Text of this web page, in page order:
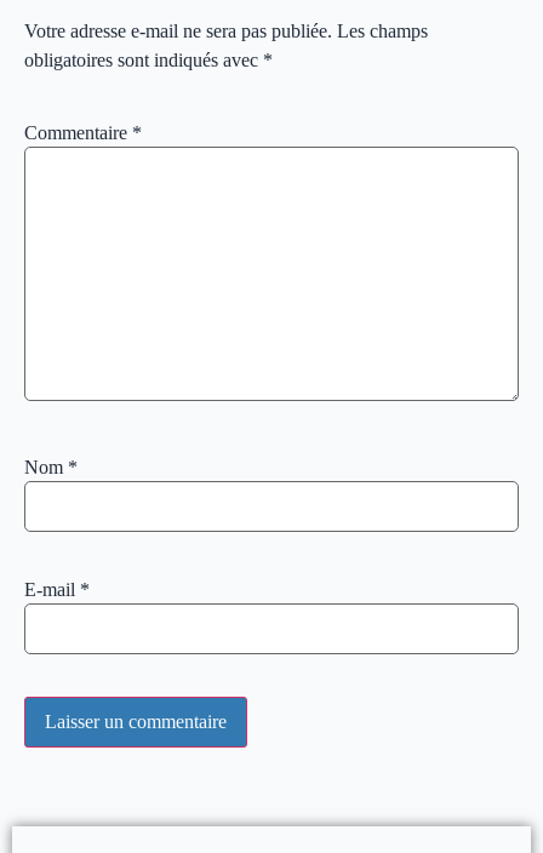
Votre adresse e-mail ne sera pas publiée. Les champs
obligatoires sont indiqués avec *
Commentaire *
Nom *
E-mail *